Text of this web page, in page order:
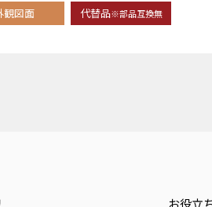
観図面 代替品※部品互換無
お役立